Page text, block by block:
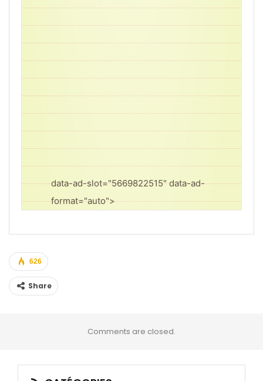
data-ad-slot="5669822515" data-ad-
format="auto">
626
Share
Comments are closed.